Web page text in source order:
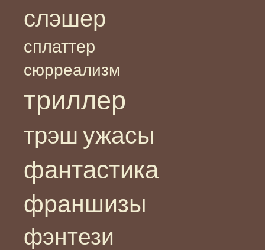
слэшер
сплаттер
сюрреализм
триллер
трэш ужасы
фантастика
франшизы
фэнтези